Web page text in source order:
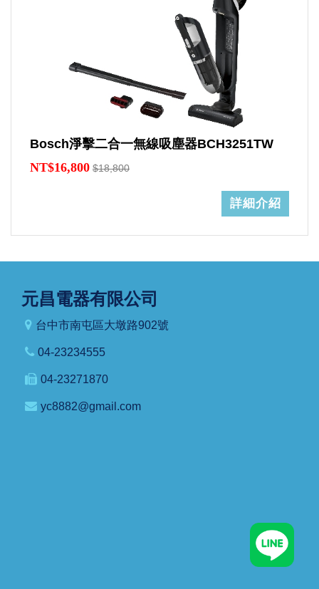
Bosch淨擊二合一無線吸塵器BCH3251TW
NT$16,800 $18,800
詳細介紹
元昌電器有限公司
台中市南屯區大墩路902號
04-23234555
04-23271870
yc8882@gmail.com